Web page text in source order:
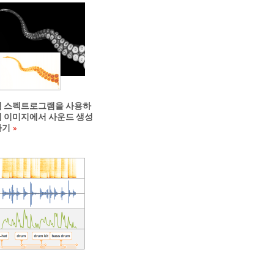
스펙트로그램을 사용하
이미지에서 사운드 생성